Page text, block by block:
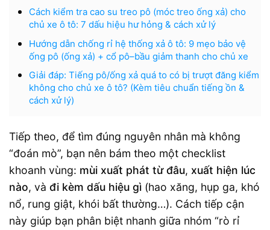
Cách kiểm tra cao su treo pô (móc treo ống xả) cho
chủ xe ô tô: 7 dấu hiệu hư hỏng & cách xử lý
Hướng dẫn chống rỉ hệ thống xả ô tô: 9 mẹo bảo vệ
ống pô (ống xả) + cổ pô–bầu giảm thanh cho chủ xe
Giải đáp: Tiếng pô/ống xả quá to có bị trượt đăng kiểm
không cho chủ xe ô tô? (Kèm tiêu chuẩn tiếng ồn &
cách xử lý)
Tiếp theo, để tìm đúng nguyên nhân mà không
“đoán mò”, bạn nên bám theo một checklist
khoanh vùng: mùi xuất phát từ đâu, xuất hiện lúc
nào, và đi kèm dấu hiệu gì (hao xăng, hụp ga, khó
nổ, rung giật, khói bất thường…). Cách tiếp cận
này giúp bạn phân biệt nhanh giữa nhóm “rò rỉ